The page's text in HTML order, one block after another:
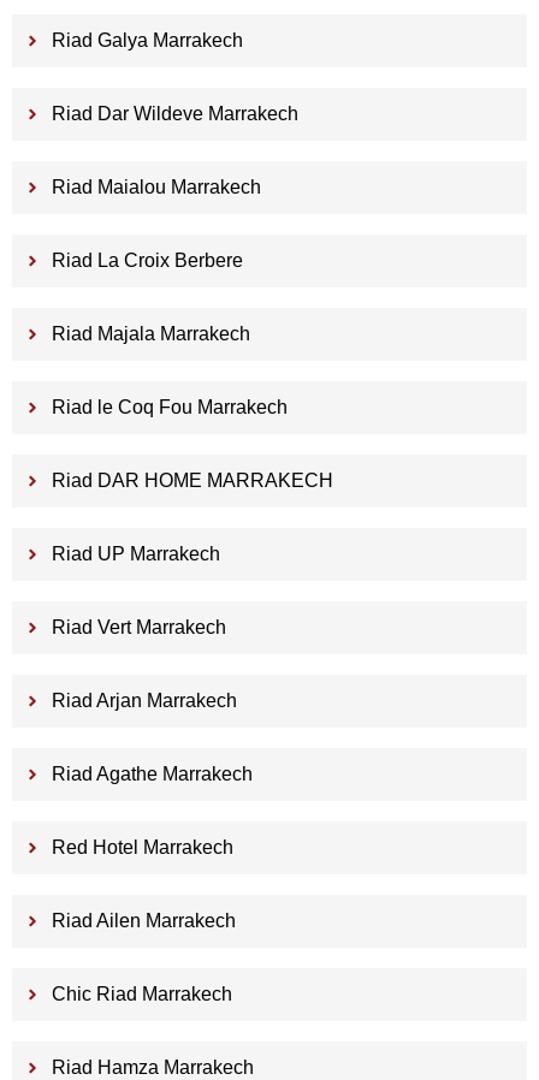
Riad Galya Marrakech
Riad Dar Wildeve Marrakech
Riad Maialou Marrakech
Riad La Croix Berbere
Riad Majala Marrakech
Riad le Coq Fou Marrakech
Riad DAR HOME MARRAKECH
Riad UP Marrakech
Riad Vert Marrakech
Riad Arjan Marrakech
Riad Agathe Marrakech
Red Hotel Marrakech
Riad Ailen Marrakech
Chic Riad Marrakech
Riad Hamza Marrakech